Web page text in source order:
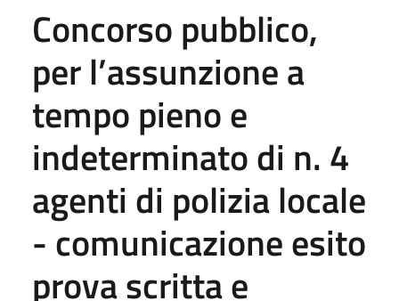
Concorso pubblico,
per l’assunzione a
tempo pieno e
indeterminato di n. 4
agenti di polizia locale
- comunicazione esito
prova scritta e